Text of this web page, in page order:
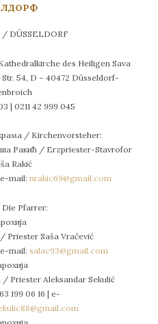
des Heiligen Sava
54, D – 40472 Düsseldorf-
| 0211 42 999 045
/ Kirchenvorsteher:
Ракић / Erzpriester-Stavrofor
Rakić
е-mail: nrakic69@gmail.com
Pfarrer:
Priester Saša Vračević
mail: salac93@gmail.com
/ Priester Aleksandar Sekulić
199 06 16 | e-